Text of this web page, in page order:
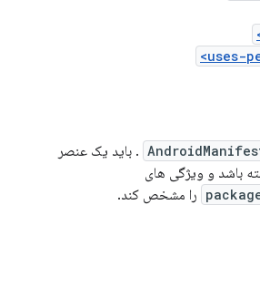
. باید یک عنصر
باشد و ویژگی های
را مشخص کند.